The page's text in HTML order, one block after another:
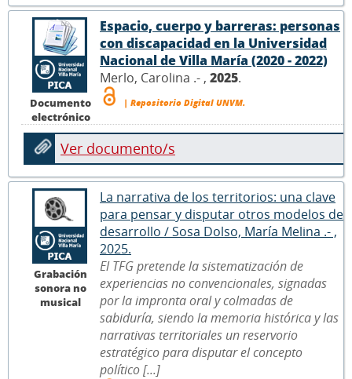
Documento
electrónico
Espacio, cuerpo y barreras: personas
con discapacidad en la Universidad
Nacional de Villa María (2020 - 2022)
Merlo, Carolina .- , 2025.
| Repositorio Digital UNVM.
Ver documento/s
Grabación
sonora no
musical
La narrativa de los territorios: una clave
para pensar y disputar otros modelos de
desarrollo / Sosa Dolso, María Melina .- ,
2025.
El TFG pretende la sistematización de
experiencias no convencionales, signadas
por la impronta oral y colmadas de
sabiduría, siendo la memoria histórica y las
narrativas territoriales un reservorio
estratégico para disputar el concepto
político [...]